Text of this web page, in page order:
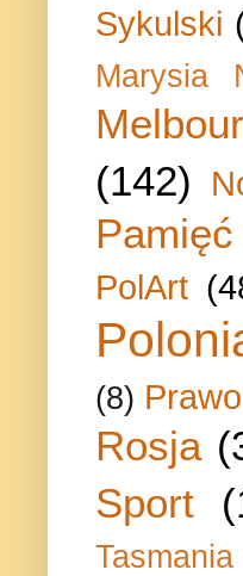
Sykulski
Marysia
(142)
Pamięć
PolArt
(8) Prawo
Rosja
Sport
Tasmania